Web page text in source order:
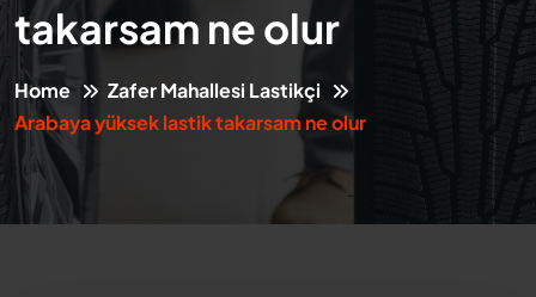
takarsam ne olur
Home
Zafer Mahallesi Lastikçi
Arabaya yüksek lastik takarsam ne olur